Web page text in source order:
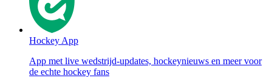
Hockey App
App met live wedstrijd-updates, hockeynieuws en meer voor
de echte hockey fans